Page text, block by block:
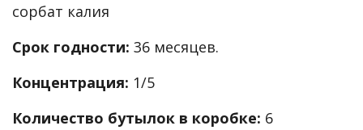
сорбат калия
Срок годности: 36 месяцев.
Концентрация: 1/5
Количество бутылок в коробке: 6